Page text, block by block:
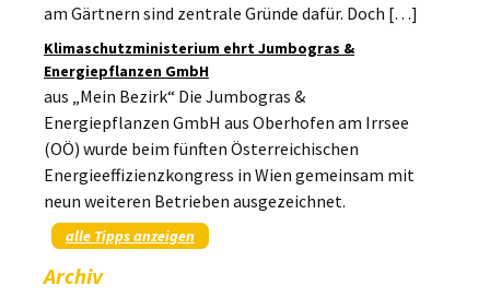
am Gärtnern sind zentrale Gründe dafür. Doch […]
Klimaschutzministerium ehrt Jumbogras &
Energiepflanzen GmbH
aus „Mein Bezirk“ Die Jumbogras &
Energiepflanzen GmbH aus Oberhofen am Irrsee
(OÖ) wurde beim fünften Österreichischen
Energieeffizienzkongress in Wien gemeinsam mit
neun weiteren Betrieben ausgezeichnet.
alle Tipps anzeigen
Archiv